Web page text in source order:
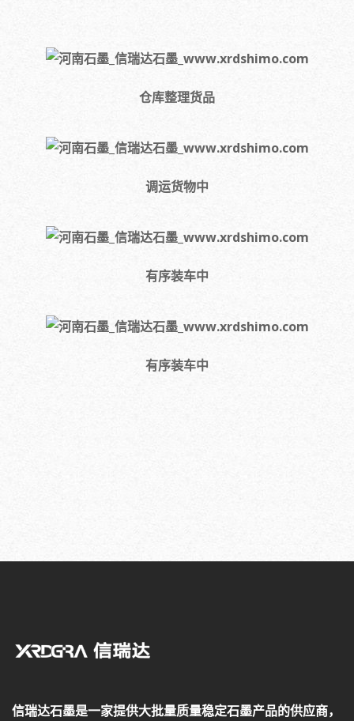
仓库整理货品
调运货物中
有序装车中
有序装车中
信瑞达石墨是一家提供大批量质量稳定石墨产品的供应商，